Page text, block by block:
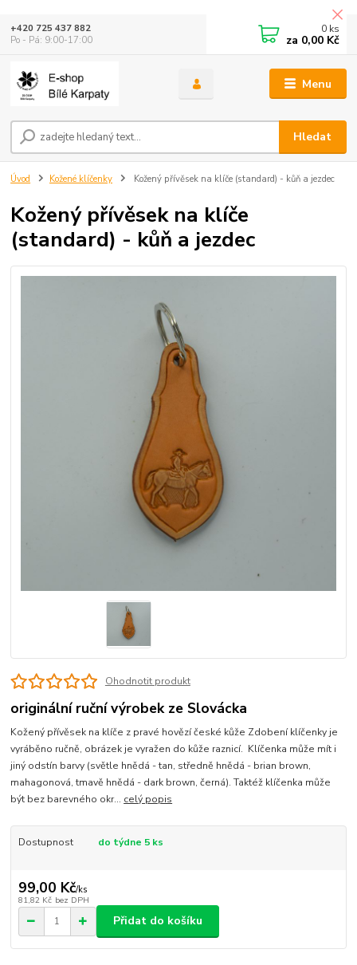
Menu
Hledat
+420 725 437 882
Po - Pá: 9:00-17:00
0 ks
za 0,00 Kč
Úvod Kožené klíčenky Kožený přívěsek na klíče (standard) - kůň a jezdec
Kožený přívěsek na klíče
(standard) - kůň a jezdec
Ohodnotit produkt
originální ruční výrobek ze Slovácka
Kožený přívěsek na klíče z pravé hovězí české kůže Zdobení klíčenky je
vyráběno ručně, obrázek je vyražen do kůže raznicí. Klíčenka může mít i
jiný odstín barvy (světle hnědá - tan, středně hnědá - brian brown,
mahagonová, tmavě hnědá - dark brown, černá). Taktéž klíčenka může
být bez barevného okr... celý popis
Dostupnost do týdne 5 ks
99,00 Kč/ks
81,82 Kč bez DPH
Přidat do košíku